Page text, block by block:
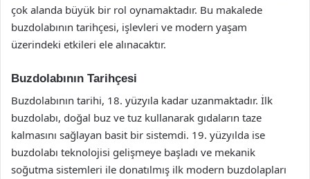
çok alanda büyük bir rol oynamaktadır. Bu makalede
buzdolabının tarihçesi, işlevleri ve modern yaşam
üzerindeki etkileri ele alınacaktır.
Buzdolabının Tarihçesi
Buzdolabının tarihi, 18. yüzyıla kadar uzanmaktadır. İlk
buzdolabı, doğal buz ve tuz kullanarak gıdaların taze
kalmasını sağlayan basit bir sistemdi. 19. yüzyılda ise
buzdolabı teknolojisi gelişmeye başladı ve mekanik
soğutma sistemleri ile donatılmış ilk modern buzdolapları